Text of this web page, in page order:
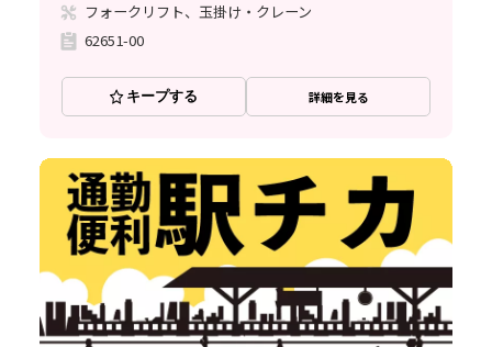
フォークリフト、玉掛け・クレーン
62651-00
キープする 詳細を見る